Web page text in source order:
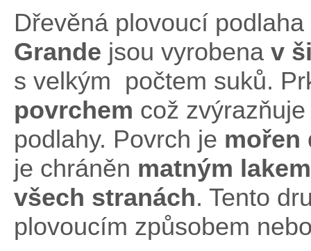
Dřevěná plovoucí
Grande jsou vyrobena v
s velkým počtem suků.
povrchem což
podlahy. Povrch je mořen
je chráněn matným lakem
všech stranách. Tento
plovoucím způsobem